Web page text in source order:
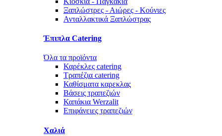
Ξαπλώστρες - Αιώρες - Κούνιες
Ανταλλακτικά Ξαπλώστρας
Έπιπλα Catering
Όλα τα προϊόντα
Καρέκλες catering
Τραπέζια catering
Καθίσματα καρεκλας
Βάσεις τραπεζιών
Καπάκια Werzalit
Επιφάνειες τραπεζιών
Χαλιά